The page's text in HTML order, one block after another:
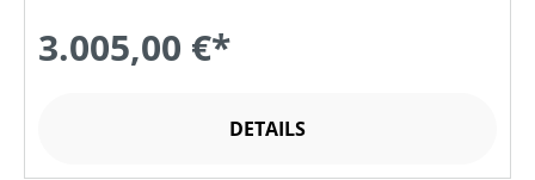
3.005,00 €*
DETAILS